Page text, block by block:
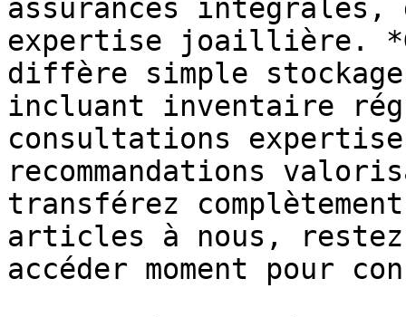
assurances
expertise joaillière.
diffère simple
incluant inventaire
consultations
recommandations
transférez
articles à nous,
accéder moment pour